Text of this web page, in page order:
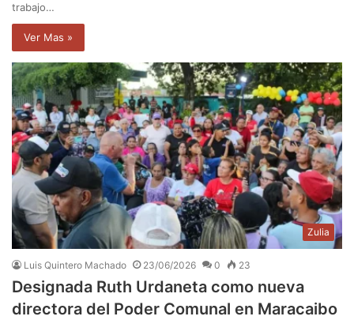
trabajo…
Ver Mas »
Zulia
Luis Quintero Machado 23/06/2026 0 23
Designada Ruth Urdaneta como nueva
directora del Poder Comunal en Maracaibo